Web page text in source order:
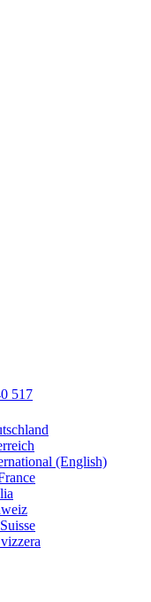
517
(English)
Suisse